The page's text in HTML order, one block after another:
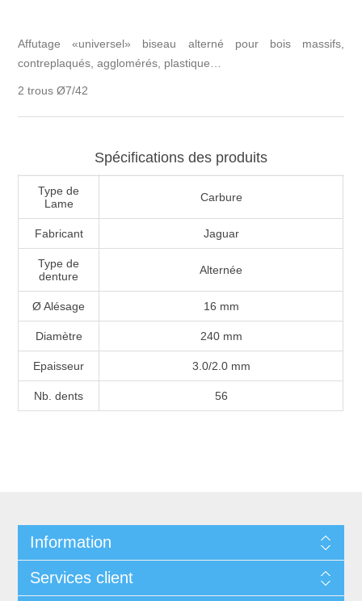
Affutage «universel» biseau alterné pour bois massifs,
contreplaqués, agglomérés, plastique…
2 trous Ø7/42
Spécifications des produits
Type de
Lame
Carbure
Fabricant Jaguar
Type de
denture
Alternée
Ø Alésage 16 mm
Diamètre 240 mm
Epaisseur 3.0/2.0 mm
Nb. dents 56
Information
Services client